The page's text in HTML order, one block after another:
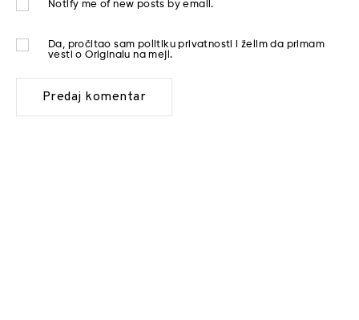
Notify me of new posts by email.
Da, pročitao sam politiku privatnosti
i želim da primam
vesti o Originalu na mejl.